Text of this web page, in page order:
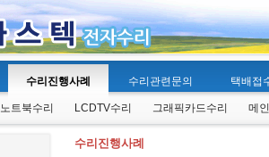
수리진행사례
노트북수리 LCDTV수리 그래픽카드수리 메
수리관련문의 택배접
수리진행사례